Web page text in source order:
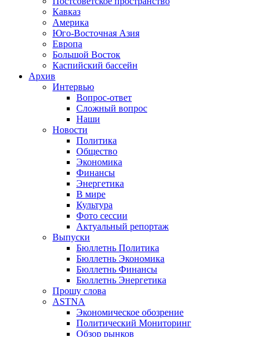
Кавказ
Америка
Юго-Восточная Азия
Европа
Большой Восток
Каспийский бассейн
Архив
Интервью
Вопрос-ответ
Сложный вопрос
Наши
Новости
Политика
Общество
Экономика
Финансы
Энергетика
В мире
Культура
Фото сессии
Актуальный репортаж
Выпуски
Бюллетнь Политика
Бюллетнь Экономика
Бюллетнь Финансы
Бюллетнь Энергетика
Прошу слова
ASTNA
Экономическое обозрение
Политический Мониторинг
Обзор рынков